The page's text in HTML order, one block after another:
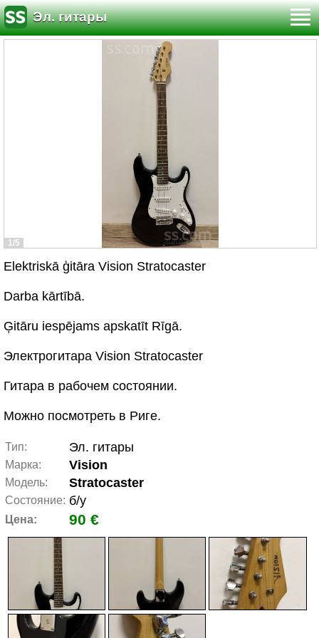
Эл. гитары
1/5
Elektriskā ģitāra Vision Stratocaster
Darba kārtībā.
Ģitāru iespējams apskatīt Rīgā.
Электрогитара Vision Stratocaster
Гитара в рабочем состоянии.
Можно посмотреть в Риге.
Тип: Эл. гитары
Марка: Vision
Модель: Stratocaster
Состояние: б/у
Цена: 90 €